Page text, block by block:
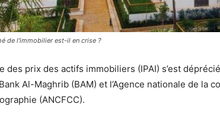
de l'immobilier est-il en crise ?
des prix des actifs immobiliers (IPAI) s’est
Al-Maghrib (BAM) et l’Agence nationale de la
(ANCFCC).